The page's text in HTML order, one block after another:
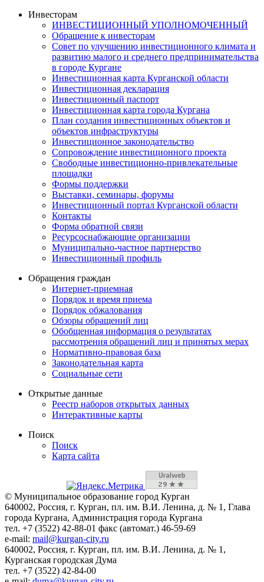
Инвесторам
ИНВЕСТИЦИОННЫЙ УПОЛНОМОЧЕННЫЙ
Обращение к инвесторам
Совет по улучшению инвестиционного климата и
развитию малого и среднего предпринимательства
в городе Кургане
Инвестиционная карта Курганской области
Инвестиционная декларация
Инвестиционный паспорт
Инвестиционная карта города Кургана
План создания инвестиционных объектов и
объектов инфраструктуры
Инвестиционное законодательство
Сопровождение инвестиционного проекта
Свободные инвестиционно-привлекательные
площадки
Формы поддержки
Выставки, семинары, форумы
Инвестиционный портал Курганской области
Контакты
Форма обратной связи
Ресурсоснабжающие организации
Муниципально-частное партнерство
Инвестиционный профиль
Обращения граждан
Интернет-приемная
Порядок и время приема
Порядок обжалования
Обзоры обращений лиц
Обобщенная информация о результатах
рассмотрения обращений лиц и принятых мерах
Нормативно-правовая база
Законодательная карта
Социальные сети
Открытые данные
Реестр наборов открытых данных
Интерактивные карты
Поиск
Поиск
Карта сайта
© Муниципальное образование город Курган
640002, Россия, г. Курган, пл. им. В.И. Ленина, д. № 1, Глава
города Кургана, Администрация города Кургана
тел. +7 (3522) 42-88-01 факс (автомат.) 46-59-69
e-mail: mail@kurgan-city.ru
640002, Россия, г. Курган, пл. им. В.И. Ленина, д. № 1,
Курганская городская Дума
тел. +7 (3522) 42-84-00